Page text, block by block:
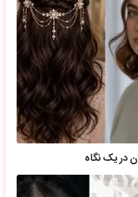
در یک نگاه